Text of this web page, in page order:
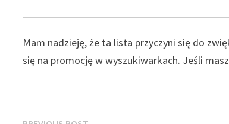
Mam nadzieję, że ta lista przyczyni się do
się na promocję w wyszukiwarkach. Jeśli